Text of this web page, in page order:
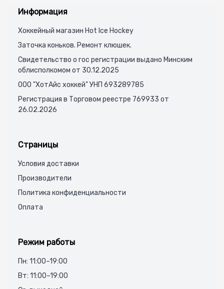
Информация
Хоккейный магазин Hot Ice Hockey
Заточка коньков. Ремонт клюшек.
Свидетельство о гос регистрации выдано Минским
облисполкомом от 30.12.2025
ООО "ХотАйс хоккей" УНП 693289785
Регистрация в Торговом реестре 769933 от
26.02.2026
Страницы
Условия доставки
Производители
Политика конфиденциальности
Оплата
Режим работы
Пн: 11:00–19:00
Вт: 11:00–19:00